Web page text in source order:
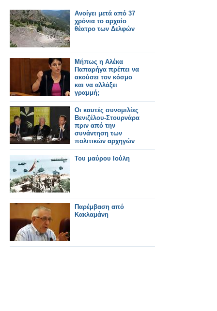
Ανοίγει μετά από 37
χρόνια το αρχαίο
θέατρο των Δελφών
Μήπως η Αλέκα
Παπαρήγα πρέπει να
ακούσει τον κόσμο
και να αλλάξει
γραμμή;
Οι καυτές συνομιλίες
Βενιζέλου-Στουρνάρα
πριν από την
συνάντηση των
πολιτικών αρχηγών
Του μαύρου Ιούλη
Παρέμβαση από
Κακλαμάνη